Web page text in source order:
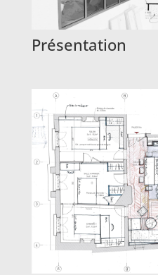
Présentation